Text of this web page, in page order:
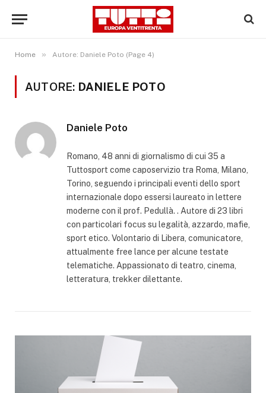
Home » Autore: Daniele Poto (Page 4)
AUTORE: DANIELE POTO
Daniele Poto
Romano, 48 anni di giornalismo di cui 35 a
Tuttosport come caposervizio tra Roma, Milano,
Torino, seguendo i principali eventi dello sport
internazionale dopo essersi laureato in lettere
moderne con il prof. Pedullà. . Autore di 23 libri
con particolari focus su legalità, azzardo, mafie,
sport etico. Volontario di Libera, comunicatore,
attualmente free lance per alcune testate
telematiche. Appassionato di teatro, cinema,
letteratura, trekker dilettante.